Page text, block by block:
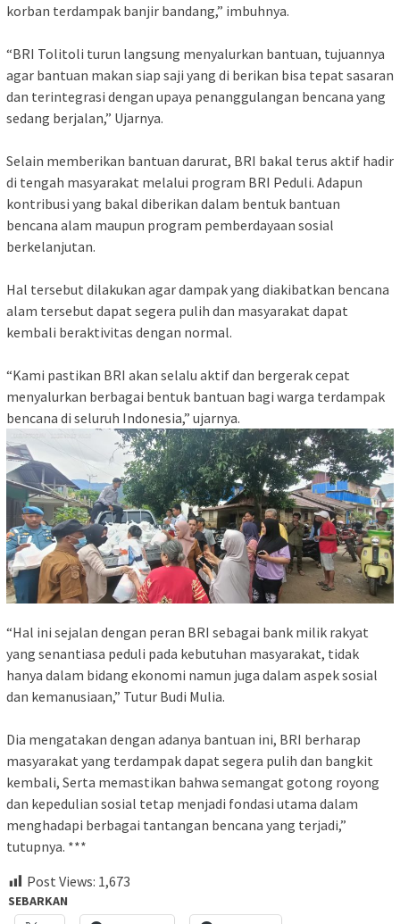
korban terdampak banjir bandang,” imbuhnya.
“BRI Tolitoli turun langsung menyalurkan bantuan, tujuannya
agar bantuan makan siap saji yang di berikan bisa tepat sasaran
dan terintegrasi dengan upaya penanggulangan bencana yang
sedang berjalan,” Ujarnya.
Selain memberikan bantuan darurat, BRI bakal terus aktif hadir
di tengah masyarakat melalui program BRI Peduli. Adapun
kontribusi yang bakal diberikan dalam bentuk bantuan
bencana alam maupun program pemberdayaan sosial
berkelanjutan.
Hal tersebut dilakukan agar dampak yang diakibatkan bencana
alam tersebut dapat segera pulih dan masyarakat dapat
kembali beraktivitas dengan normal.
“Kami pastikan BRI akan selalu aktif dan bergerak cepat
menyalurkan berbagai bentuk bantuan bagi warga terdampak
bencana di seluruh Indonesia,” ujarnya.
“Hal ini sejalan dengan peran BRI sebagai bank milik rakyat
yang senantiasa peduli pada kebutuhan masyarakat, tidak
hanya dalam bidang ekonomi namun juga dalam aspek sosial
dan kemanusiaan,” Tutur Budi Mulia.
Dia mengatakan dengan adanya bantuan ini, BRI berharap
masyarakat yang terdampak dapat segera pulih dan bangkit
kembali, Serta memastikan bahwa semangat gotong royong
dan kepedulian sosial tetap menjadi fondasi utama dalam
menghadapi berbagai tantangan bencana yang terjadi,”
tutupnya. ***
Post Views: 1,673
SEBARKAN